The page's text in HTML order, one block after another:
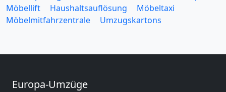
Möbellift
Haushaltsauflösung
Möbeltaxi
Möbelmitfahrzentrale
Umzugskartons
Europa-Umzüge